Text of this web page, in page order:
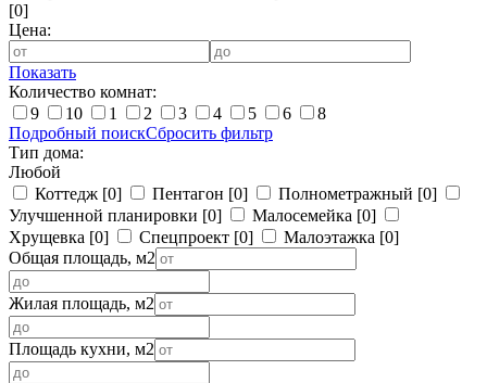
[0]
Цена:
Показать
Количество комнат:
9
10 1 2 3 4 5 6
8
Подробный поискСбросить фильтр
Тип дома:
Любой
Коттедж [0] Пентагон [0] Полнометражный [0]
Улучшенной планировки [0] Малосемейка [0]
Хрущевка [0] Спецпроект [0] Малоэтажка [0]
Общая площадь, м2
Жилая площадь, м2
Площадь кухни, м2